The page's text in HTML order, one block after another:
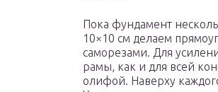
Пока фундамент
10×10 см делаем
саморезами. Для
рамы, как и для всей
олифой. Наверху